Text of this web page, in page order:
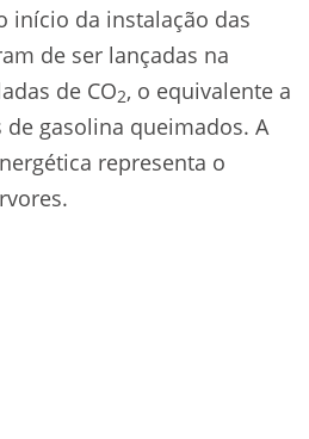
início da instalação das
de ser lançadas na
de CO2, o equivalente a
gasolina queimados. A
representa o